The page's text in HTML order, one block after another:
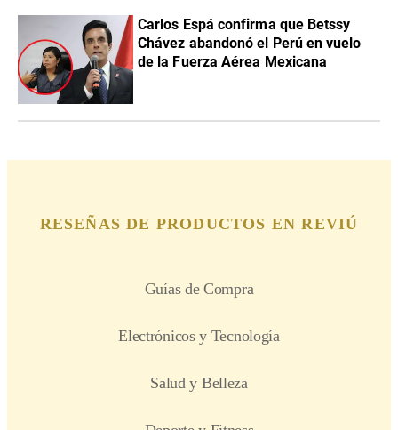
Carlos Espá confirma que Betssy
Chávez abandonó el Perú en vuelo
de la Fuerza Aérea Mexicana